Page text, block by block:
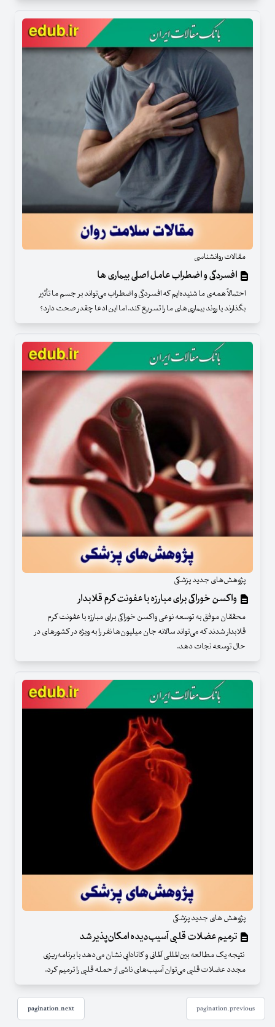
مقالات روانشناسی
افسردگی و اضطراب عامل اصلی بیماری ها
احتمالاً همه‌ی ما شنیده‌ایم که افسردگی و اضطراب می‌تواند بر جسم ما تأثیر
بگذارند یا روند بیماری‌های ما را تسریع کند. اما این ادعا چقدر صحت دارد؟
پژوهش‌های جدید پزشکی
واکسن خوراکی برای مبارزه با عفونت کرم قلابدار
محققان موفق به توسعه نوعی واکسن خوراکی برای مبارزه با عفونت کرم
قلابدار شدند که می‌تواند سالانه جان میلیون‌ها نفر را به ویژه در کشورهای در
حال توسعه نجات دهد.
پژوهش های جدید پزشکی
ترمیم عضلات قلبی آسیب‌دیده امکان‌پذیر شد
نتیجه یک مطالعه بین‌المللی آلمانی و کانادایی نشان می‌دهد با برنامه‌ریزی
مجدد عضلات قلبی می‌توان آسیب‌های ناشی از حمله قلبی را ترمیم کرد.
pagination.previous
pagination.next